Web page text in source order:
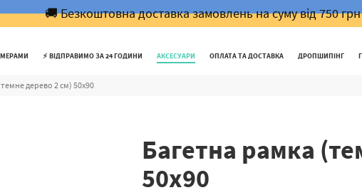
🚚 Безкоштовна доставка замовлень на суму від 750 грн
⚡️ ВІДПРАВИМО ЗА 24 ГОДИНИ АКСЕСУАРИ ОПЛАТА ТА ДОСТАВКА ДРОПШИПІНГ
дерево 2 см) 50х90
Багетна рамка
50х90